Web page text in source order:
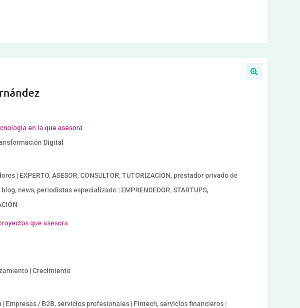
en la que asesora
Digital
| EXPERTO, ASESOR, CONSULTOR, TUTORIZACION, prestador privado de
news, periodistas especializado | EMPRENDEDOR, STARTUPS,
que asesora
| Crecimiento
| Empresas / B2B, servicios profesionales | Fintech, servicios financieros |